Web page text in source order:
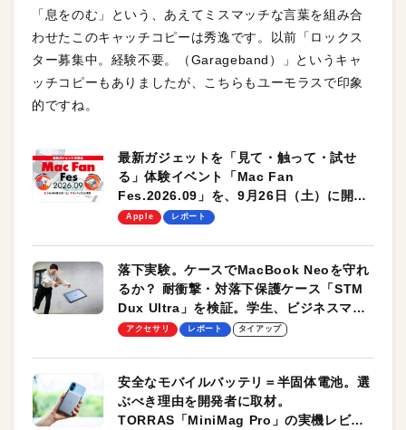
「息をのむ」という、あえてミスマッチな言葉を組み合
わせたこのキャッチコピーは秀逸です。以前「ロックス
ター募集中。経験不要。（Garageband）」というキャ
ッチコピーもありましたが、こちらもユーモラスで印象
的ですね。
最新ガジェットを「見て・触って・試せ
る」体験イベント「Mac Fan
Fes.2026.09」を、9月26日（土）に開催
します！
Apple レポート
落下実験。ケースでMacBook Neoを守れ
るか？ 耐衝撃・対落下保護ケース「STM
Dux Ultra」を検証。学生、ビジネスマン
のモバイルユースに最適！
アクセサリ レポート タイアップ
安全なモバイルバッテリ＝半固体電池。選
ぶべき理由を開発者に取材。
TORRAS「MiniMag Pro」の実機レビュ